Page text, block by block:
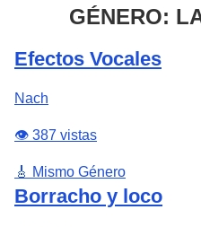
GÉNERO:
Efectos Vocales
Nach
👁️ 387 vistas
🎸 Mismo Género
Borracho y loco